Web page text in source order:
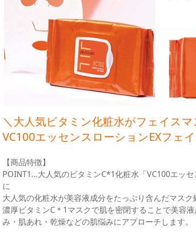
＼大人気ビタミン化粧水がフェイス
VC100エッセンスローションEXフェ
【商品特徴】
POINT1…⼤⼈気のビタミンC*1化粧⽔「VC100エッ
に
⼤⼈気の化粧⽔が美容液成分をたっぷり含んだマスク
濃厚ビタミンC＊1マスクで肌を密閉することで美容
み・肌あれ・乾燥などの肌悩みにアプローチします。